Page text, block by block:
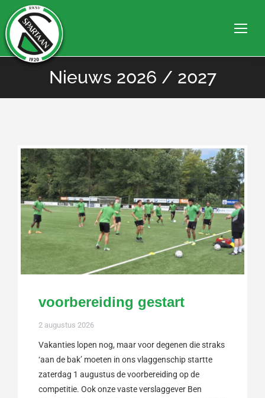
Nieuws 2026 / 2027
Je bent hier:
voorbereiding gestart
2 augustus 2026
Vakanties lopen nog, maar voor degenen die straks
‘aan de bak’ moeten in ons vlaggenschip startte
zaterdag 1 augustus de voorbereiding op de
competitie. Ook onze vaste verslaggever Ben